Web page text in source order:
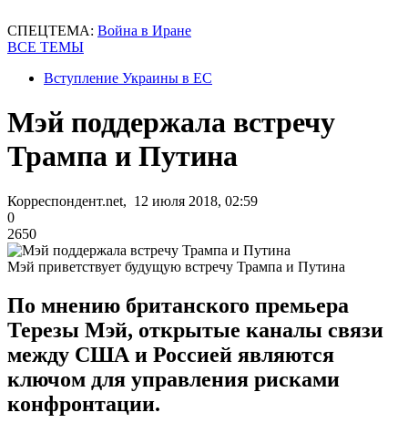
СПЕЦТЕМА: Война в Иране
ВСЕ ТЕМЫ
Вступление Украины в ЕС
Мэй поддержала встречу
Трампа и Путина
Корреспондент.net, 12 июля 2018, 02:59
0
2650
Мэй приветствует будущую встречу Трампа и Путина
По мнению британского премьера
Терезы Мэй, открытые каналы связи
между США и Россией являются
ключом для управления рисками
конфронтации.